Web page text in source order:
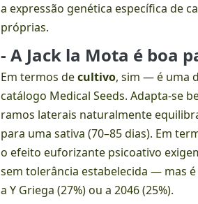
a expressão genética específica de
próprias.
- A Jack la Mota é boa
Em termos decultivo, sim — é uma
catálogo Medical Seeds. Adapta-se
ramos laterais naturalmente
para uma sativa (70–85 dias). Em
o efeito euforizante psicoativo
sem tolerância estabelecida — mas
a Y Griega (27%) ou a 2046 (25%).